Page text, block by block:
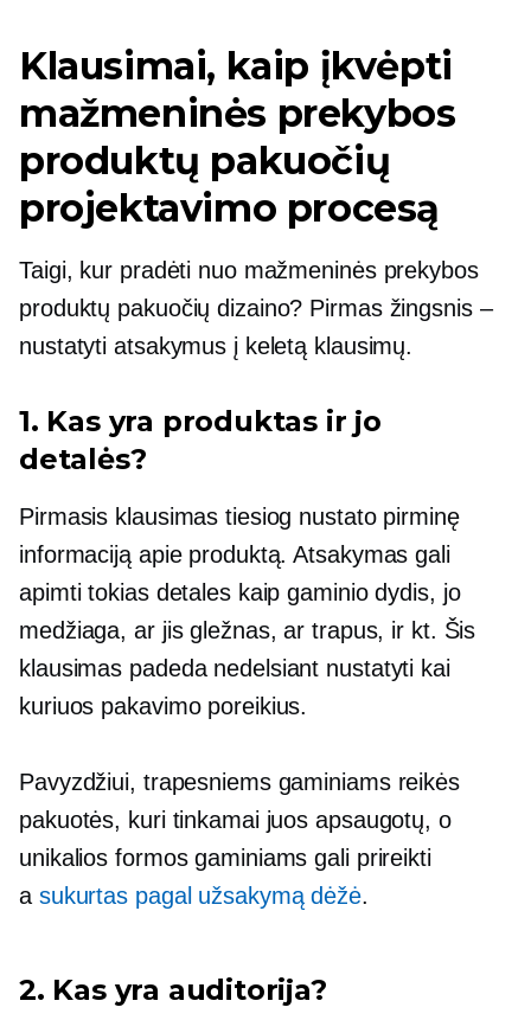
Klausimai, kaip įkvėpti
mažmeninės prekybos
produktų pakuočių
projektavimo procesą
Taigi, kur pradėti nuo mažmeninės prekybos
produktų pakuočių dizaino? Pirmas žingsnis –
nustatyti atsakymus į keletą klausimų.
1. Kas yra produktas ir jo
detalės?
Pirmasis klausimas tiesiog nustato pirminę
informaciją apie produktą. Atsakymas gali
apimti tokias detales kaip gaminio dydis, jo
medžiaga, ar jis gležnas, ar trapus, ir kt. Šis
klausimas padeda nedelsiant nustatyti kai
kuriuos pakavimo poreikius.
Pavyzdžiui, trapesniems gaminiams reikės
pakuotės, kuri tinkamai juos apsaugotų, o
unikalios formos gaminiams gali prireikti
a sukurtas pagal užsakymądėžė.
2. Kas yra auditorija?